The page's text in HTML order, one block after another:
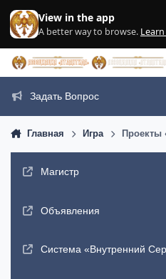
View in the app
A better way to browse.
Задать Вопрос
Главная Игра Проекты
Магистр
Объявления
Система «Внутренний